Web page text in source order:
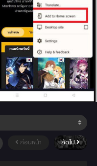
ก่อนหน้า ถัดไป